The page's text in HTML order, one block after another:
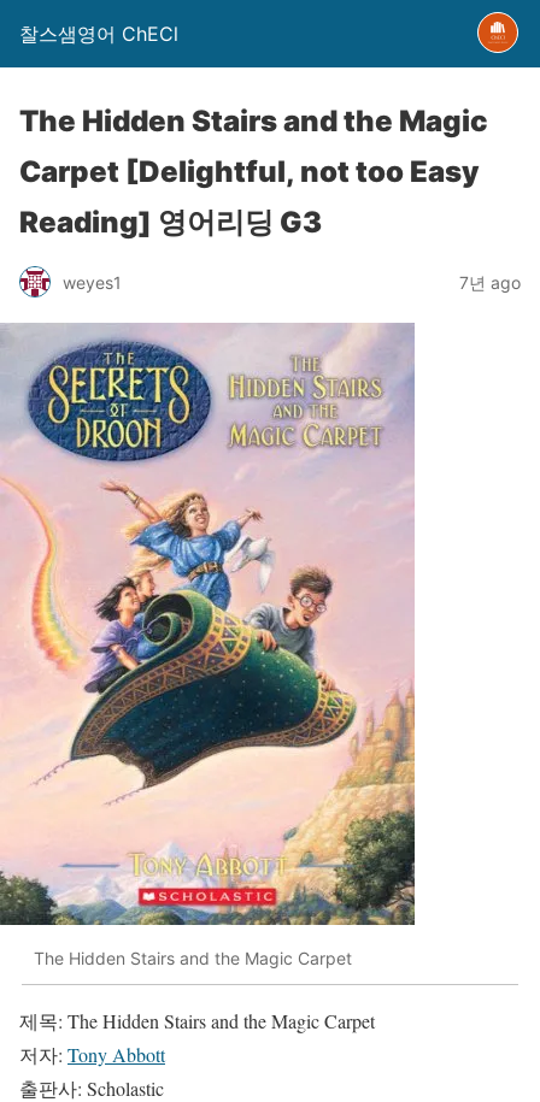
찰스샘영어 ChECl
The Hidden Stairs and the Magic
Carpet [Delightful, not too Easy
Reading] 영어리딩 G3
weyes1 7년 ago
The Hidden Stairs and the Magic Carpet
제목: The Hidden Stairs and the Magic Carpet
저자: Tony Abbott
출판사: Scholastic